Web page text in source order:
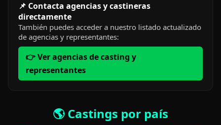
📌 Contacta agencias y castineras
directamente
También puedes acceder a nuestro listado actualizado
de agencias y representantes:
👉 Ver agencias de casting y
representantes
🌎 Castings por país